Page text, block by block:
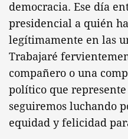
democracia. Ese día
presidencial a quién
legítimamente en las
Trabajaré
compañero o una
político que
seguiremos luchando
equidad y felicidad